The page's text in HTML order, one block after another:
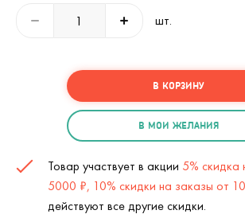
шт.
В КОРЗИНУ
В МОИ ЖЕЛАНИЯ
Товар участвует в акции 5% скидка
5000 ₽, 10% скидки на заказы от
действуют все другие скидки.